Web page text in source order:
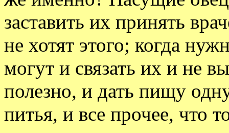
заставить их принять
не хотят этого; когда
могут и связать их и не
полезно, и дать пищу
питья, и все прочее, что